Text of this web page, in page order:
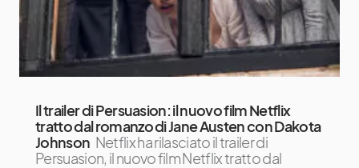
Il trailer di Persuasion: il nuovo film Netflix
tratto dal romanzo di Jane Austen con Dakota
Johnson Netflix ha rilasciato il trailer di
Persuasion, il nuovo film Netflix tratto dal